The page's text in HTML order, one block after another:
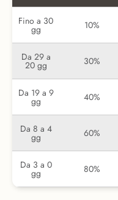
Fino a 30
gg 10%
Da 29 a
20 gg 30%
Da 19 a 9
gg 40%
Da 8 a 4
gg 60%
Da 3 a 0
gg 80%